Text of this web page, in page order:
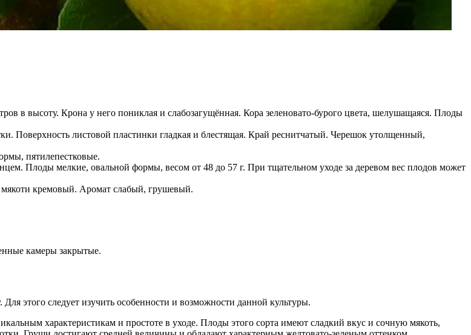
в высоту. Крона у него пониклая и слабозагущённая. Кора зеленовато-бурого цвета, шелушащаяся. Плоды
Поверхность листовой пластинки гладкая и блестящая. Край реснитчатый. Черешок утолщенный,
пятилепестковые.
Плоды мелкие, овальной формы, весом от 48 до 57 г. При тщательном уходе за деревом вес плодов может
кремовый. Аромат слабый, грушевый.
камеры закрытые.
этого следует изучить особенности и возможности данной культуры.
характеристикам и простоте в уходе. Плоды этого сорта имеют сладкий вкус и сочную мякоть,